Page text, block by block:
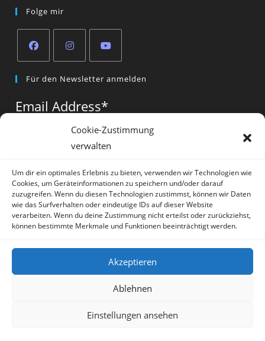
Cookie-Zustimmung
verwalten
Um dir ein optimales Erlebnis zu bieten, verwenden wir Technologien wie
Cookies, um Geräteinformationen zu speichern und/oder darauf
zuzugreifen. Wenn du diesen Technologien zustimmst, können wir Daten
wie das Surfverhalten oder eindeutige IDs auf dieser Website
verarbeiten. Wenn du deine Zustimmung nicht erteilst oder zurückziehst,
können bestimmte Merkmale und Funktionen beeinträchtigt werden.
Akzeptieren
Ablehnen
Einstellungen ansehen
Folge mir
in
new
in
new
in
new
tab
Für den Newsletter anmelden
Email Address*
Vorname*